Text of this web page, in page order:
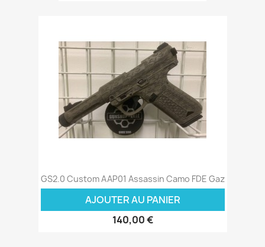
GS2.0 Custom AAP01 Assassin Camo FDE Gaz
AJOUTER AU PANIER
140,00 €